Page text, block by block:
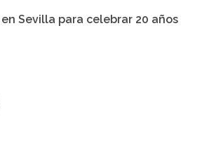
en Sevilla para celebrar 20 años